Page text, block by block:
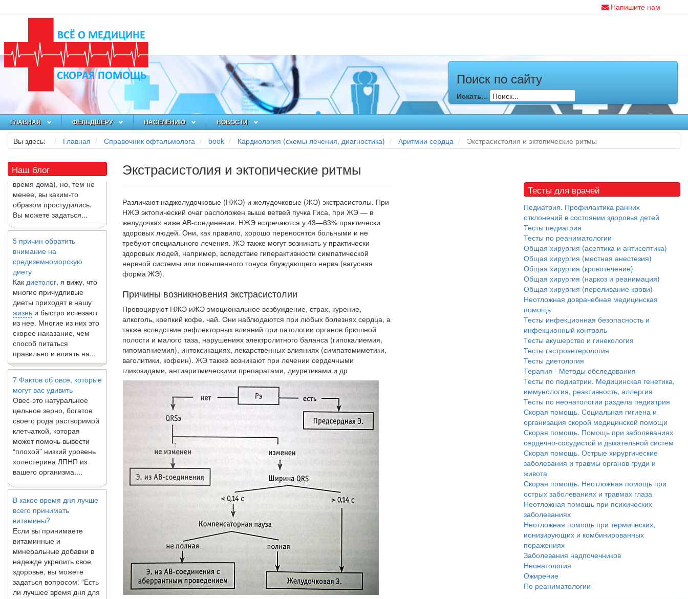
Напишите нам
Поиск по сайту
Искать...
ГЛАВНАЯ ФЕЛЬДШЕРУ НАСЕЛЕНИЮ НОВОСТИ
Вы здесь: Главная Справочник офтальмолога book Кардиология (схемы лечения, диагностика) Аритмии сердца Экстрасистолия и эктопические ритмы
Наш блог
Как я заболел во время
локдауна?
Это странная ситуация:
вы соблюдали все меры
COVID-19 (вы почти все
время дома), но, тем не
менее, вы каким-то
образом простудились.
Вы можете задаться...
5 причин обратить
внимание на
средиземноморскую
диету
Какдиетолог
многие причудливые
диеты приходят в нашу
жизньи быстро исчезают
из нее. Многие из них это
скорее наказание, чем
способ питаться
правильно и влиять на...
7 Фактов об овсе, которые
могут вас удивить
Овес-это натуральное
цельное зерно, богатое
своего рода растворимой
клетчаткой, которая
может помочь вывести
“плохой” низкий уровень
холестерина ЛПНП из
вашего организма....
В какое время дня лучше
всего принимать
витамины?
Если вы принимаете
витаминные и
минеральные добавки в
надежде укрепить свое
здоровье, вы можете
задаться вопросом: “Есть
ли лучшее время дня для
приемавитаминов?”
Экстрасистолия и эктопические ритмы
Различают наджелудочковые (НЖЭ) и желудочковые (ЖЭ) экс­трасистолы. При
НЖЭ эктопический очаг расположен выше ветвей пуч­ка Гиса, при ЖЭ — в
желудочках ниже АВ-соединения. НЖЭ встреча­ются у 43—63% практически
здоровых людей. Они, как правило, хорошо переносятся больными и не
требуют специального лечения. ЖЭ также могут возникать у практически
здоровых людей, например, вследствие гиперактивности симпатической
нервной системы или повышенного то­нуса блуждающего нерва (вагусная
форма ЖЭ).
Причины возникновения экстрасистолии
Провоцируют НЖЭ иЖЭ эмоциональное возбуждение, страх, ку­рение,
алкоголь, крепкий кофе, чай. Они наблюдаются при любых бо­лезнях сердца, а
также вследствие рефлекторных влияний при патологии органов брюшной
полости и малого таза, нарушениях электролитного баланса (гипокалиемия,
гипомагниемия), интоксикациях, лекарственных влияниях (симпатомиметики,
ваголитики, кофеин). ЖЭ также возникают при лечении сердечными
гликозидами, антиаритмическими препаратами, диуретиками и др
Тесты для врачей
Педиатрия. Профилактика ранних
отклонений в состоянии здоровья детей
Тесты педиатрия
Тесты по реаниматологии
Общая хирургия (асептика и антисептика)
Общая хирургия (местная анестезия)
Общая хирургия (кровотечение)
Общая хирургия (наркоз и реанимация)
Общая хирургия (переливание крови)
Неотложная доврачебная медицинская
помощь
Тесты инфекционная безопасность и
инфекционный контроль
Тесты акушерство и гинекология
Тесты гастроэнтерология
Тесты диетология
Терапия - Методы обследования
Тесты по педиатрии. Медицинская генетика,
иммунология, реактивность, аллергия
Тесты по неонатологии раздела педиатрия
Скорая помощь. Социальная гигиена и
организация скорой медицинской помощи
Скорая помощь. Помощь при заболеваниях
сердечно-сосудистой и дыхательной систем
Скорая помощь. Острые хирургические
заболевания и травмы органов груди и
живота
Скорая помощь. Неотложная помощь при
острых заболеваниях и травмах глаза
Неотложная помощь при психических
заболеваниях
Неотложная помощь при термических,
ионизирующих и комбинированных
поражениях
Заболевания надпочечников
Неонатология
Ожирение
По реаниматологии